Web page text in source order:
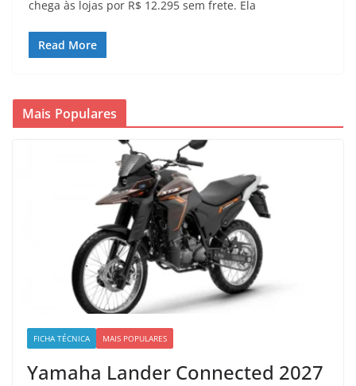
chega às lojas por R$ 12.295 sem frete. Ela
Read More
Mais Populares
FICHA TÉCNICA MAIS POPULARES
Yamaha Lander Connected 2027